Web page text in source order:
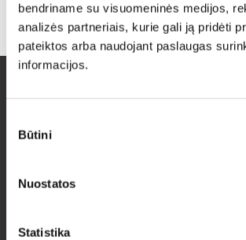
bendriname su visuomeninės medijos,
analizės partneriais, kurie gali ją pridėti
pateiktos arba naudojant paslaugas
informacijos.
pasirinkimas
Būtini
Nuostatos
Statistika